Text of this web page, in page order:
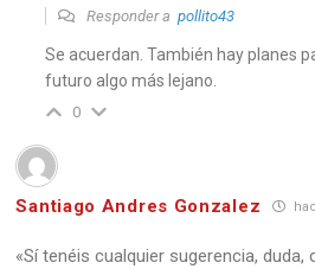
Responder apollito43
Se acuerdan. También hay planes
futuro algo más lejano.
0
Santiago Andres Gonzalez
«Sí tenéis cualquier sugerencia, duda,